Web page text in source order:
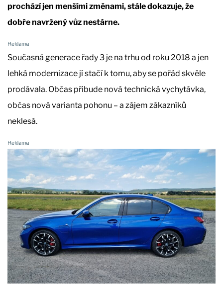
prochází jen menšími změnami, stále dokazuje, že
dobře navržený vůz nestárne.
Současná generace řady 3 je na trhu od roku 2018 a jen
lehká modernizace jí stačí k tomu, aby se pořád skvěle
prodávala. Občas přibude nová technická vychytávka,
občas nová varianta pohonu – a zájem zákazníků
neklesá.